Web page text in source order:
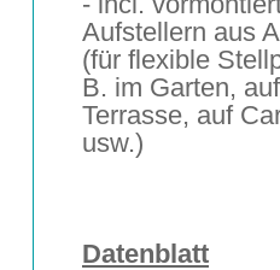
Aufstellern aus
(für flexible
B. im Garten,
Terrasse, auf
usw.)
Datenblatt